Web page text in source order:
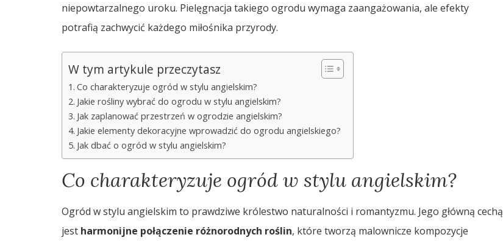
niepowtarzalnego uroku. Pielęgnacja takiego ogrodu wymaga zaangażowania, ale efekty
potrafią zachwycić każdego miłośnika przyrody.
W tym artykule przeczytasz
Co charakteryzuje ogród w stylu angielskim?
Jakie rośliny wybrać do ogrodu w stylu angielskim?
Jak zaplanować przestrzeń w ogrodzie angielskim?
Jakie elementy dekoracyjne wprowadzić do ogrodu angielskiego?
Jak dbać o ogród w stylu angielskim?
Co charakteryzuje ogród w stylu angielskim?
Ogród w stylu angielskim to prawdziwe królestwo naturalności i romantyzmu. Jego główną cechą
jest harmonijne połączenie różnorodnych roślin, które tworzą malownicze kompozycje